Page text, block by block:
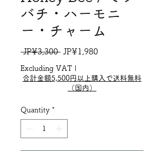
バチ・ハーモニ
ー・チャーム
JP¥3,300 Regular
Price
JP¥1,980Sale
Excluding VAT
合計金額5,500円以上購入で送料無料
（国内）
Quantity *